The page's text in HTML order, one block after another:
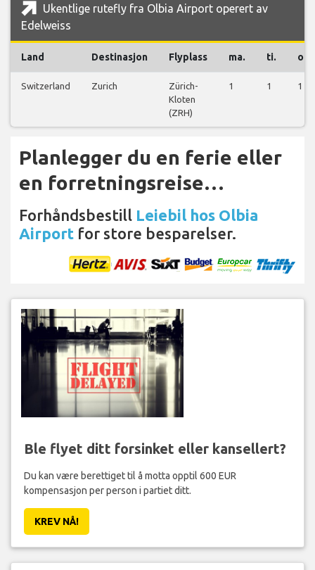
Ukentlige rutefly fra Olbia Airport operert av
Edelweiss
Land Destinasjon Flyplass ma. ti. on.
Switzerland Zurich
Zürich-
Kloten
(ZRH)
1 1 1
Planlegger du en ferie eller
en forretningsreise…
Forhåndsbestill Leiebil hos Olbia
Airport for store besparelser.
Ble flyet ditt forsinket eller kansellert?
Du kan være berettiget til å motta opptil 600 EUR
kompensasjon per person i partiet ditt.
KREV NÅ!